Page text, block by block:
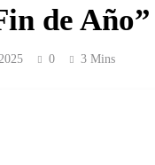
de
0 3 Mins